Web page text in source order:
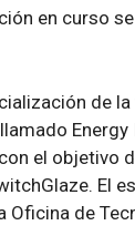
en curso
de
el objetivo
El
Oficina de